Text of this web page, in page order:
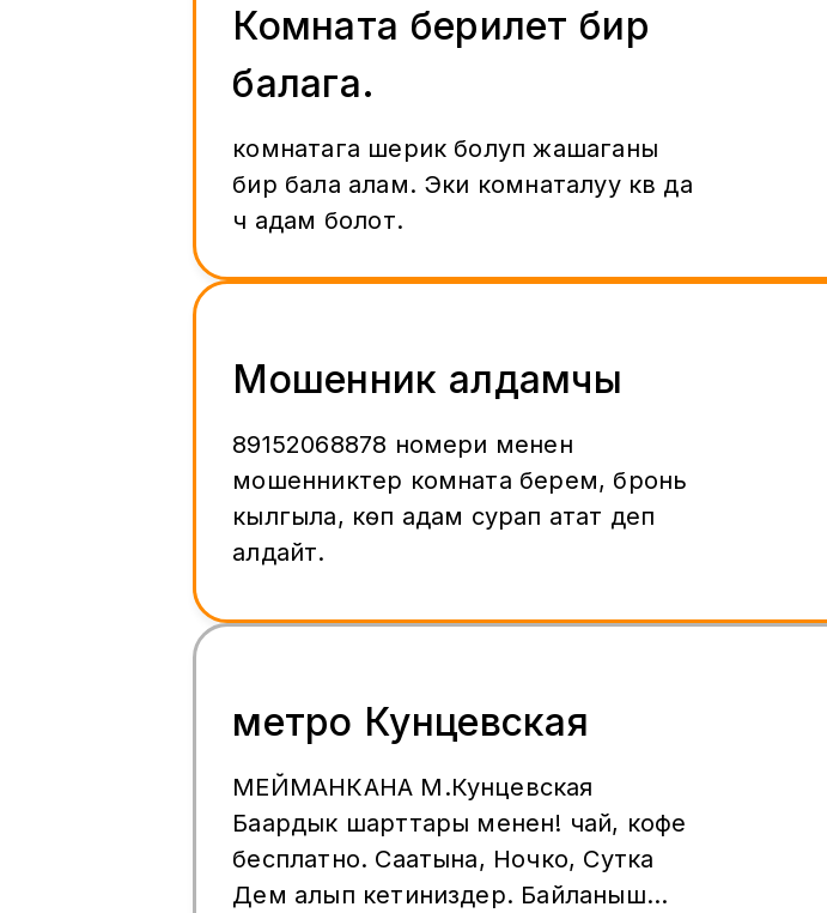
Комната берилет бир
балага.
комнатага шерик болуп жашаганы
бир бала алам. Эки комнаталуу кв да
үч адам болот.
Мошенник алдамчы
89152068878 номери менен
мошенниктер комната берем, бронь
кылгыла, көп адам сурап атат деп
алдайт.
метро Кунцевская
МЕЙМАНКАНА М.Кунцевская
Баардык шарттары менен! чай, кофе
бесплатно. Саатына, Ночко, Сутка
Дем алып кетиниздер. Байланыш